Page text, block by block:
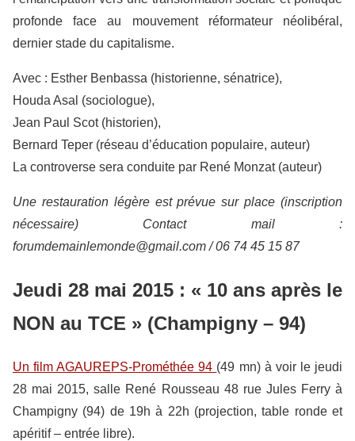
profonde face au mouvement réformateur néolibéral,
dernier stade du capitalisme.
Avec : Esther Benbassa (historienne, sénatrice),
Houda Asal (sociologue),
Jean Paul Scot (historien),
Bernard Teper (réseau d’éducation populaire, auteur)
La controverse sera conduite par René Monzat (auteur)
Une restauration légère est prévue sur place (inscription
nécessaire) Contact mail :
forumdemainlemonde@gmail.com / 06 74 45 15 87
Jeudi 28 mai 2015 : « 10 ans après le
NON au TCE » (Champigny – 94)
Un film AGAUREPS-Prométhée 94 (49 mn) à voir le jeudi
28 mai 2015, salle René Rousseau 48 rue Jules Ferry à
Champigny (94) de 19h à 22h (projection, table ronde et
apéritif – entrée libre).